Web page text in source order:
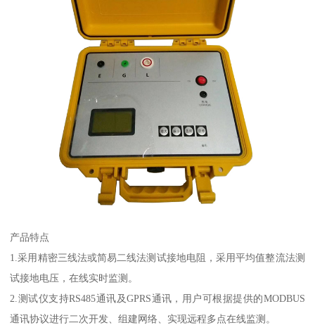
产品特点
1.采用精密三线法或简易二线法测试接地电阻，采用平均值整流法测
试接地电压，在线实时监测。
2.测试仪支持RS485通讯及GPRS通讯，用户可根据提供的MODBUS
通讯协议进行二次开发、组建网络、实现远程多点在线监测。